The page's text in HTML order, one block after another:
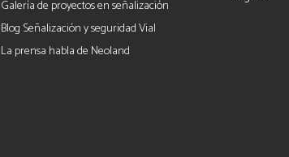
Galería de proyectos en señalización
Blog Señalización y seguridad Vial
La prensa habla de Neoland